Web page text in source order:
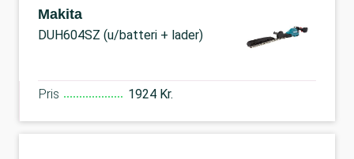
Makita
DUH604SZ (u/batteri + lader)
Pris 1924 Kr.